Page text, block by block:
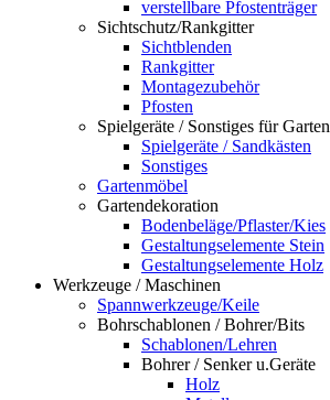
verstellbare Pfostenträger
Sichtschutz/Rankgitter
Sichtblenden
Rankgitter
Montagezubehör
Pfosten
Spielgeräte / Sonstiges für Garten
Spielgeräte / Sandkästen
Sonstiges
Gartenmöbel
Gartendekoration
Bodenbeläge/Pflaster/Kies
Gestaltungselemente Stein
Gestaltungselemente Holz
Werkzeuge / Maschinen
Spannwerkzeuge/Keile
Bohrschablonen / Bohrer/Bits
Schablonen/Lehren
Bohrer / Senker u.Geräte
Holz